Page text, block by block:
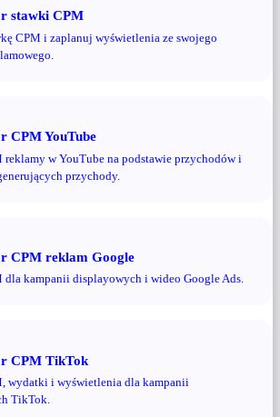
stawki CPM
CPM i zaplanuj wyświetlenia ze swojego
CPM YouTube
reklamy w YouTube na podstawie przychodów i
przychody.
CPM reklam Google
dla kampanii displayowych i wideo Google Ads.
CPM TikTok
wydatki i wyświetlenia dla kampanii
TikTok.